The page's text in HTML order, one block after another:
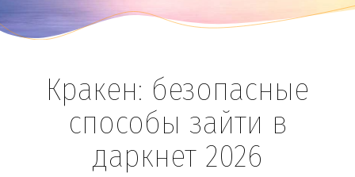
Кракен: безопасные
способы зайти в
даркнет 2026